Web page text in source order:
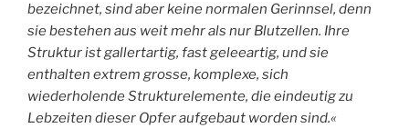
bezeichnet, sind aber keine normalen Gerinnsel, denn
sie bestehen aus weit mehr als nur Blutzellen. Ihre
Struktur ist gallertartig, fast geleeartig, und sie
enthalten extrem grosse, komplexe, sich
wiederholende Strukturelemente, die eindeutig zu
Lebzeiten dieser Opfer aufgebaut worden sind.«